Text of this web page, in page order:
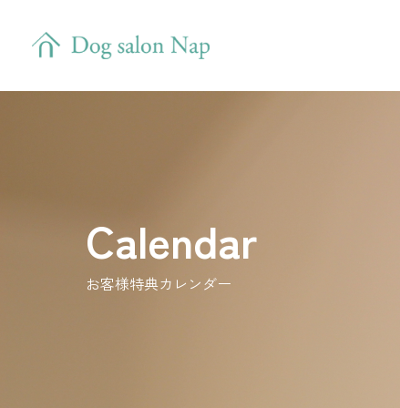
Calendar
お客様特典カレンダー